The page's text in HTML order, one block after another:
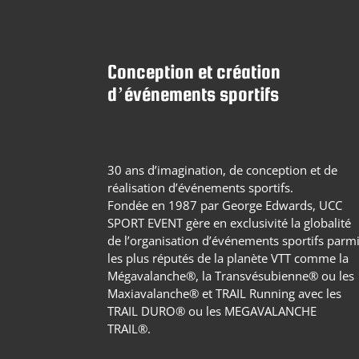
Conception et création
d’événements sportifs
30 ans d’imagination, de conception et de
réalisation d’événements sportifs.
Fondée en 1987 par George Edwards, UCC
SPORT EVENT gère en exclusivité la globalité
de l’organisation d’événements sportifs
les plus réputés de la planète VTT comme la
Mégavalanche®, la Transvésubienne® ou les
Maxiavalanche® et TRAIL Running avec les
TRAIL DURO® ou les MEGAVALANCHE
TRAIL®.